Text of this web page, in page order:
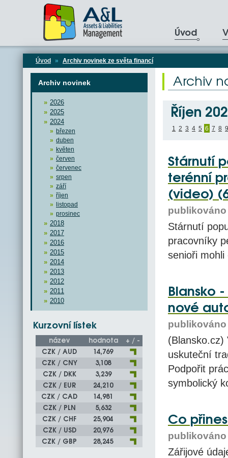
Úvod
Úvod » Archiv novinek ze světa financí
Archiv novinek
2026
2025
2024
březen
duben
květen
červen
červenec
srpen
září
říjen
listopad
prosinec
2018
2017
2016
2015
2014
2013
2012
2011
2010
Kurzovní lístek
název hodnota
+ / -
CZK / AUD
14,769
CZK / CNY
3,108
CZK / DKK
3,239
CZK / EUR
24,210
CZK / CAD
14,981
CZK / PLN
5,632
CZK / CHF
25,904
CZK / USD
20,976
CZK / GBP
28,245
Archiv
Říjen
1 2 3 4 5 6 7 8 9
Stárnutí
terénní
(video)
publikováno
Stárnutí
pracovníky
senioři
Blansko
nové
publikováno
(Blansko.cz)
uskuteční
Podpořit
symbolický
Co
publikováno
Zářijové